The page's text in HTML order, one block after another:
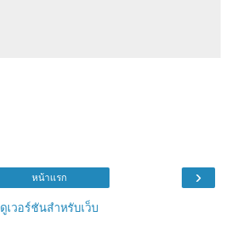
›
หน้าแรก
ดูเวอร์ชันสำหรับเว็บ